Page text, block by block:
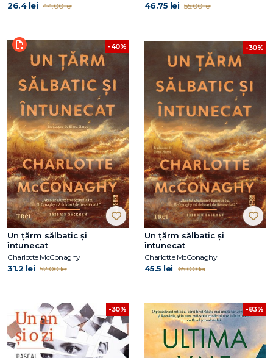
26.4 lei 44.00 lei 46.75 lei 55.00 lei
-40%
Un țărm sălbatic și
întunecat
Charlotte McConaghy
31.2 lei 52.00 lei
-30%
Un țărm sălbatic și
întunecat
Charlotte McConaghy
45.5 lei 65.00 lei
-30% -83%